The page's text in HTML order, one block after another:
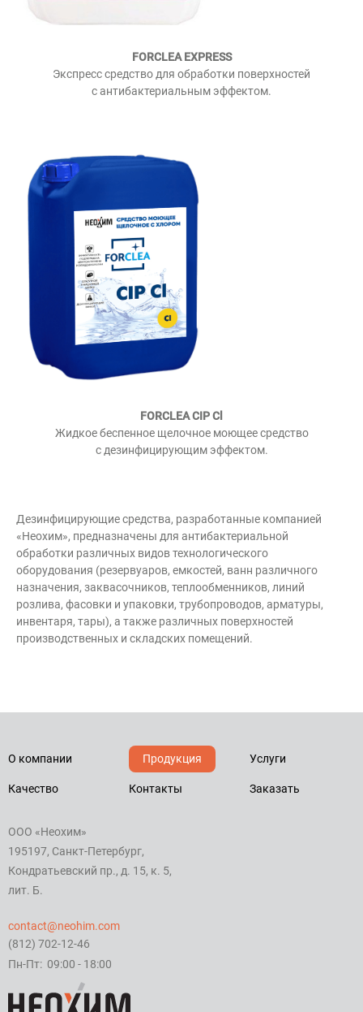
FORCLEA EXPRESS
Экспресс средство для обработки поверхностей
с антибактериальным эффектом.
FORCLEA CIP Cl
Жидкое беспенное щелочное моющее средство
с дезинфицирующим эффектом.
Дезинфицирующие средства, разработанные компанией
«Неохим», предназначены для антибактериальной
обработки различных видов технологического
оборудования (резервуаров, емкостей, ванн различного
назначения, заквасочников, теплообменников, линий
розлива, фасовки и упаковки, трубопроводов, арматуры,
инвентаря, тары), а также различных поверхностей
производственных и складских помещений.
О компании Продукция Услуги
Качество Контакты Заказать
ООО «Неохим»
195197, Санкт-Петербург,
Кондратьевский пр., д. 15, к. 5,
лит. Б.
contact@neohim.com
(812) 702-12-46
Пн-Пт: 09:00 - 18:00